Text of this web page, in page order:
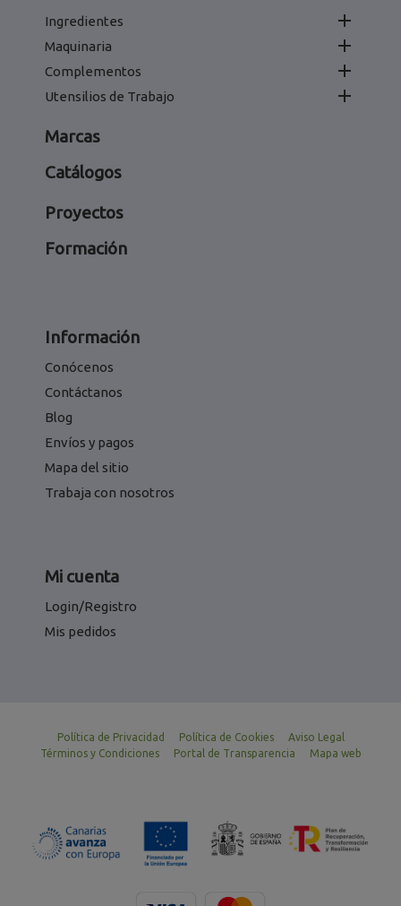
Ingredientes 
Maquinaria 
Complementos 
Utensilios de Trabajo 
Marcas
Catálogos
Proyectos
Formación
Información
Conócenos
Contáctanos
Blog
Envíos y pagos
Mapa del sitio
Trabaja con nosotros
Mi cuenta
Login/Registro
Mis pedidos
Política de Privacidad Política de Cookies
Aviso Legal
Términos y Condiciones
Portal de Transparencia Mapa web